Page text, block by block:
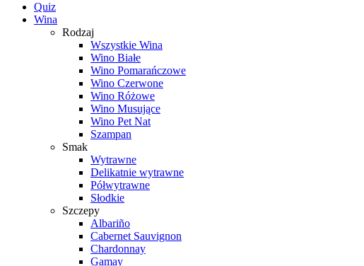
Quiz
Wina
Rodzaj
Wszystkie Wina
Wino Białe
Wino Pomarańczowe
Wino Czerwone
Wino Różowe
Wino Musujące
Wino Pet Nat
Szampan
Smak
Wytrawne
Delikatnie wytrawne
Półwytrawne
Słodkie
Szczepy
Albariño
Cabernet Sauvignon
Chardonnay
Gamay